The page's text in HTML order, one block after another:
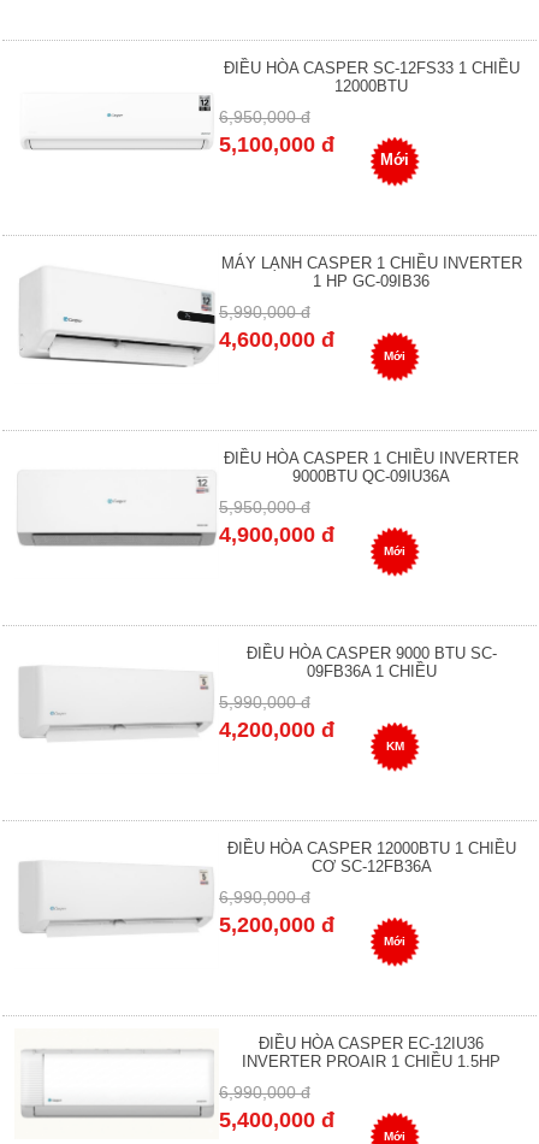
ĐIỀU HÒA CASPER SC-12FS33 1 CHIỀU
12000BTU
6,950,000 đ
5,100,000 đ
Mới
MÁY LẠNH CASPER 1 CHIỀU INVERTER
1 HP GC-09IB36
5,990,000 đ
4,600,000 đ
Mới
ĐIỀU HÒA CASPER 1 CHIỀU INVERTER
9000BTU QC-09IU36A
5,950,000 đ
4,900,000 đ
Mới
ĐIỀU HÒA CASPER 9000 BTU SC-
09FB36A 1 CHIỀU
5,990,000 đ
4,200,000 đ
KM
ĐIỀU HÒA CASPER 12000BTU 1 CHIỀU
CƠ SC-12FB36A
6,990,000 đ
5,200,000 đ
Mới
ĐIỀU HÒA CASPER EC-12IU36
INVERTER PROAIR 1 CHIỀU 1.5HP
6,990,000 đ
5,400,000 đ
Mới